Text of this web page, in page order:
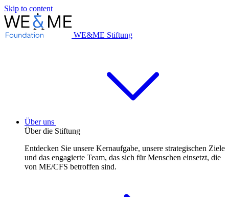
Skip to content
WE&ME Stiftung
Über uns
Über die Stiftung
Entdecken Sie unsere Kernaufgabe, unsere strategischen Ziele
und das engagierte Team, das sich für Menschen einsetzt, die
von ME/CFS betroffen sind.